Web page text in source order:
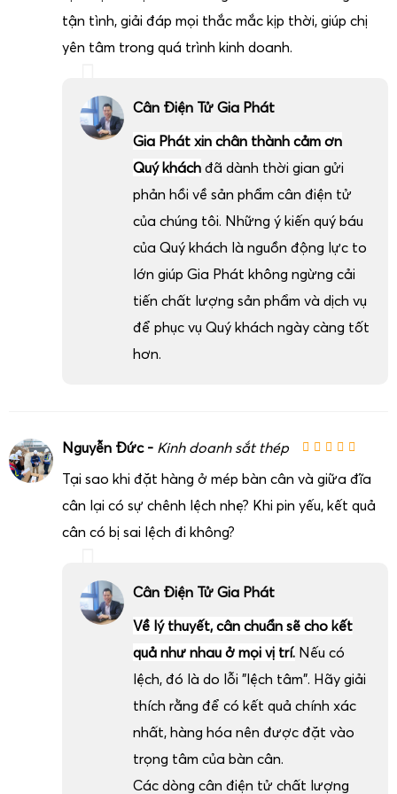
cấp dịch vụ
nâng cấp đầu cân, thay loadcell đời mới, bổ
để kéo dài tuổi thọ hệ thống, tăng tính tự động hóa mà
không cần thay mới toàn bộ, giúp doanh nghiệp tiết kiệm
Anh chị quan tâm tiêu chí lựa chọn cân điện tử 2 tấn
Để khai thác tối đa hiệu quả củacân điện tử 2 tấn, doanh
nghiệp cần lựa chọn đúng dòng cân và cấu hình phù hợp.
Cân Điện Tử Gia Phát luôn tư vấn dựa trên các tiêu chí kỹ
thuật và thực tế vận hành:
Loại hàng hóa cần cân: sắt thép, phế liệu, bao jumbo,
pallet, heo, bò, thành phẩm công nghiệp…
Môi trường làm việc: khô ráo hay ẩm ướt, có hóa
tận tình, giải đáp mọi thắc mắc kịp thời, giúp chị
yên tâm trong quá trình kinh doanh.
Cân Điện Tử Gia Phát
Gia Phát xin chân thành cảm ơn
Quý khách đã dành thời gian gửi
phản hồi về sản phẩm cân điện tử
của chúng tôi. Những ý kiến quý báu
của Quý khách là nguồn động lực to
lớn giúp Gia Phát không ngừng cải
tiến chất lượng sản phẩm và dịch vụ
để phục vụ Quý khách ngày càng tốt
hơn.
Nguyễn Đức - Kinh doanh sắt thép
Tại sao khi đặt hàng ở mép bàn cân và giữa đĩa
cân lại có sự chênh lệch nhẹ? Khi pin yếu, kết quả
cân có bị sai lệch đi không?
Cân Điện Tử Gia Phát
Về lý thuyết, cân chuẩn sẽ cho kết
quả như nhau ở mọi vị trí. Nếu có
lệch, đó là do lỗi "lệch tâm". Hãy giải
thích rằng để có kết quả chính xác
nhất, hàng hóa nên được đặt vào
trọng tâm của bàn cân.
Các dòng cân điện tử chất lượng